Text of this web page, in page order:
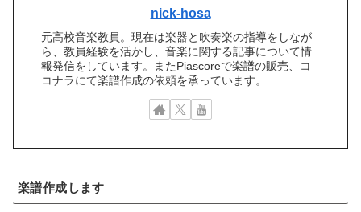
nick-hosa
元高校音楽教員。現在は楽器と吹奏楽の指導をしなが
ら、教員経験を活かし、音楽に関する記事について情
報発信をしています。またPiascoreで楽譜の販売、コ
コナラにて楽譜作成の依頼を承っています。
楽譜作成します